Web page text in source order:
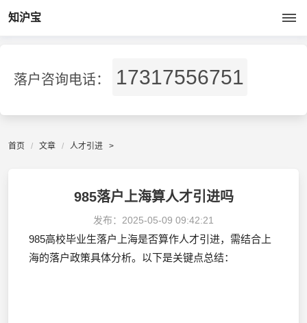
知沪宝
落户咨询电话： 17317556751
首页 文章 人才引进 >
985落户上海算人才引进吗
发布： 2025-05-09 09:42:21
985高校毕业生落户上海是否算作人才引进，需结合上
海的落户政策具体分析。以下是关键点总结：